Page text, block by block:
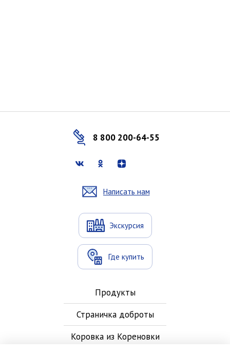
8 800 200-64-55
Написать нам
Экскурсия
Где купить
Продукты
Страничка доброты
Коровка из Кореновки